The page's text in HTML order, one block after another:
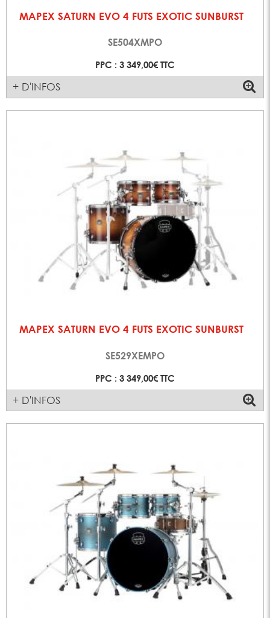
MAPEX SATURN EVO 4 FUTS EXOTIC SUNBURST
SE504XMPO
PPC : 3 349,00€ TTC
+ D'INFOS
MAPEX SATURN EVO 4 FUTS EXOTIC SUNBURST
SE529XEMPO
PPC : 3 349,00€ TTC
+ D'INFOS